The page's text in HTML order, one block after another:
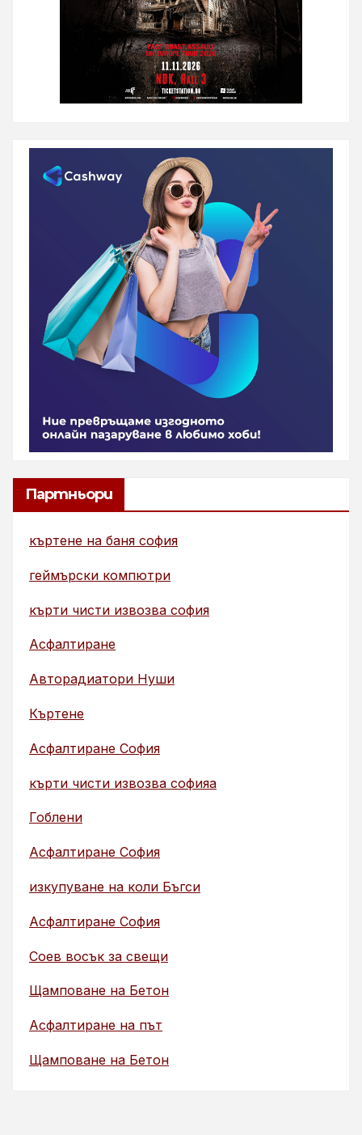
Партньори
къртене на баня софия
геймърски компютри
кърти чисти извозва софия
Асфалтиране
Авторадиатори Нуши
Къртене
Асфалтиране София
кърти чисти извозва софияа
Гоблени
Асфалтиране София
изкупуване на коли Бъгси
Асфалтиране София
Соев восък за свещи
Щамповане на Бетон
Асфалтиране на път
Щамповане на Бетон